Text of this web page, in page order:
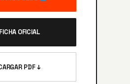
OFICIAL
PDF ↓